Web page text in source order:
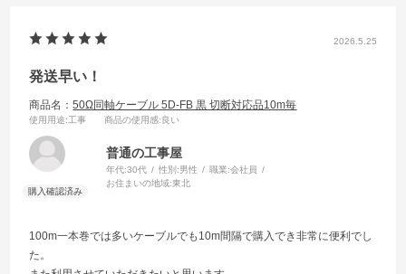
2026.5.25
発送早い！
商品名：50Ω同軸ケーブル 5D-FB 黒 切断対応品10m毎
使用用途:工事 商品の使用感:良い
普通の工事屋
年代:30代 性別:男性 職業:会社員
お住まいの地域:東北
100m一本巻では多いケーブルでも10m間隔で購入でき非常に便利でし
た。